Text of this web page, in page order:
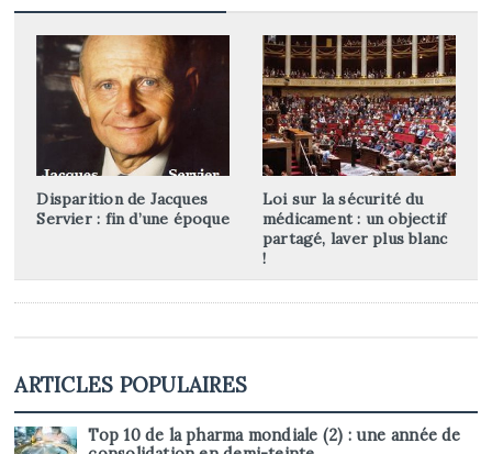
Disparition de Jacques
Servier : fin d’une époque
Loi sur la sécurité du
médicament : un objectif
partagé, laver plus blanc
!
ARTICLES POPULAIRES
Top 10 de la pharma mondiale (2) : une année de